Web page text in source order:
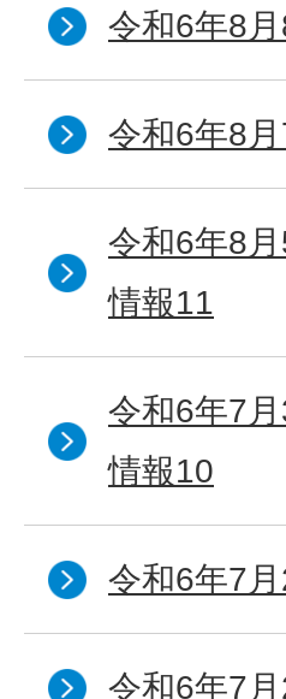
令和6年8
令和6年8
令和6年8
情報11
令和6年7
情報10
令和6年7
令和6年7